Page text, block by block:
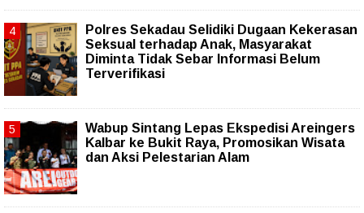
Polres Sekadau Selidiki Dugaan Kekerasan
Seksual terhadap Anak, Masyarakat
Diminta Tidak Sebar Informasi Belum
Terverifikasi
Wabup Sintang Lepas Ekspedisi Areingers
Kalbar ke Bukit Raya, Promosikan Wisata
dan Aksi Pelestarian Alam